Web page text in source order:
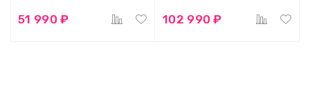
51 990 ₽ 102 990 ₽